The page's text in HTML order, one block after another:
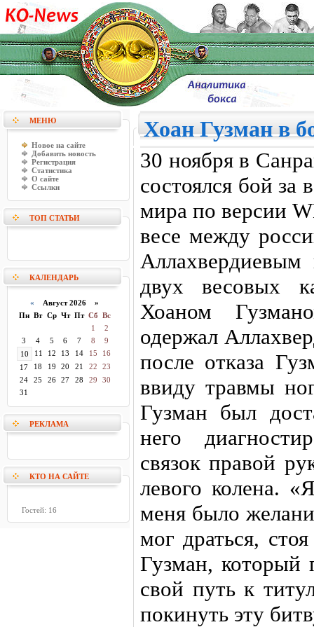
МЕНЮ
Новое на сайте
Добавить новость
Регистрация
Статистика
О сайте
Ссылки
ТОП СТАТЬИ
КАЛЕНДАРЬ
«
Август 2026 »
Пн Вт Ср Чт Пт Сб Вс
1
2
3
4 5 6 7 8
9
10
11 12 13 14 15
16
17
18 19 20 21 22
23
24
25 26 27 28 29
30
31
РЕКЛАМА
КТО НА САЙТЕ
Гостей: 16
Хоан Гузман в
30 ноября в
состоялся бой за
мира по версии
весе между
двух весовых
Хоаном
одержал
после отказа
ввиду травмы
Гузман был
него
связок правой
левого колена.
меня было
мог драться,
Гузман, который
свой путь к
покинуть эту